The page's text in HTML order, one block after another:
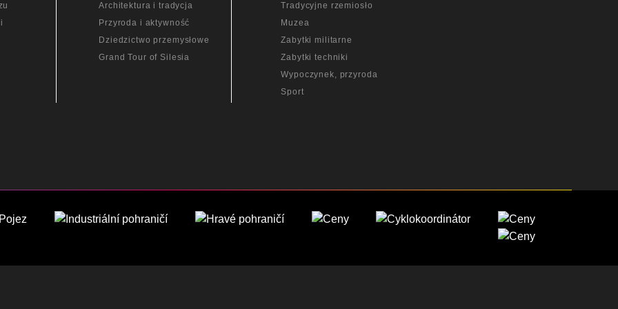
Architektura i tradycja
Przyroda i aktywność
Dziedzictwo przemysłowe
Grand Tour of Silesia
Tradycyjne rzemiosło
Muzea
Zabytki militarne
Zabytki techniki
Wypoczynek, przyroda
Sport